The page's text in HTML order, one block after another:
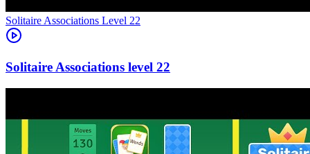
Level 22
22